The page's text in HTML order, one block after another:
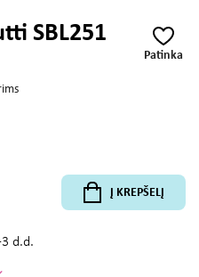
Patinka
SBL251
Į KREPŠELĮ
d.d.